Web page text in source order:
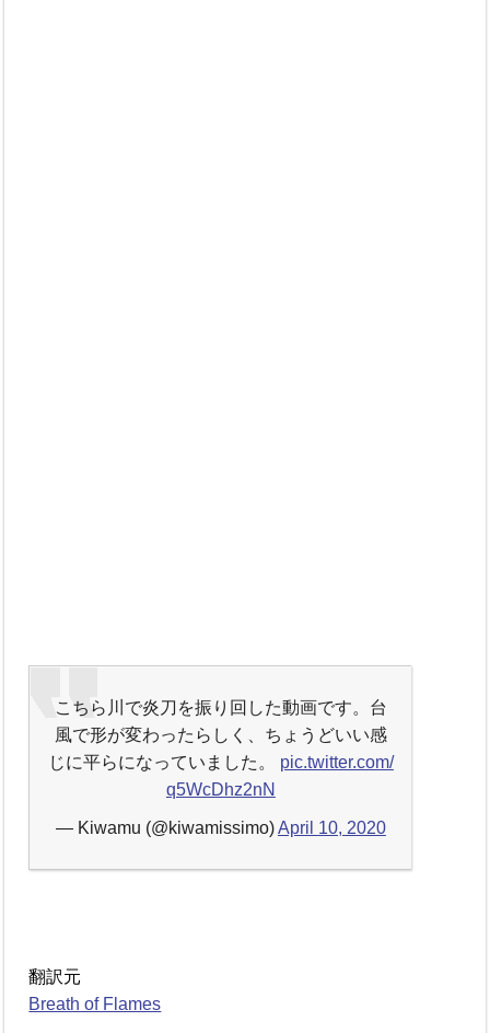
こちら川で炎刀を振り回した動画です。台
風で形が変わったらしく、ちょうどいい感
じに平らになっていました。 pic.twitter.com/
q5WcDhz2nN
— Kiwamu (@kiwamissimo)April 10, 2020
翻訳元
Breath of Flames